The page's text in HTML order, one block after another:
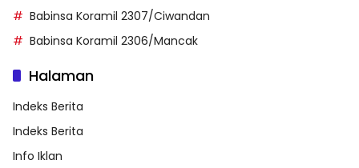
Babinsa Koramil 2307/Ciwandan
Babinsa Koramil 2306/Mancak
Halaman
Indeks Berita
Indeks Berita
Info Iklan